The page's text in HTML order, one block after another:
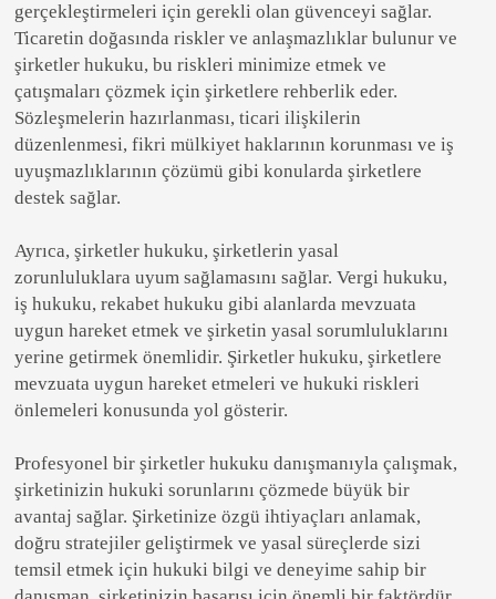
gerçekleştirmeleri için gerekli olan güvenceyi sağlar.
Ticaretin doğasında riskler ve anlaşmazlıklar bulunur ve
şirketler hukuku, bu riskleri minimize etmek ve
çatışmaları çözmek için şirketlere rehberlik eder.
Sözleşmelerin hazırlanması, ticari ilişkilerin
düzenlenmesi, fikri mülkiyet haklarının korunması ve iş
uyuşmazlıklarının çözümü gibi konularda şirketlere
destek sağlar.
Ayrıca, şirketler hukuku, şirketlerin yasal
zorunluluklara uyum sağlamasını sağlar. Vergi hukuku,
iş hukuku, rekabet hukuku gibi alanlarda mevzuata
uygun hareket etmek ve şirketin yasal sorumluluklarını
yerine getirmek önemlidir. Şirketler hukuku, şirketlere
mevzuata uygun hareket etmeleri ve hukuki riskleri
önlemeleri konusunda yol gösterir.
Profesyonel bir şirketler hukuku danışmanıyla çalışmak,
şirketinizin hukuki sorunlarını çözmede büyük bir
avantaj sağlar. Şirketinize özgü ihtiyaçları anlamak,
doğru stratejiler geliştirmek ve yasal süreçlerde sizi
temsil etmek için hukuki bilgi ve deneyime sahip bir